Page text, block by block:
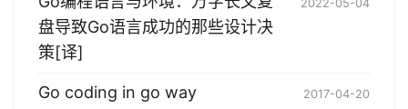
盘导致Go语言成功的那些设计决
策[译]
2022-05-04
Go coding in go way 2017-04-20